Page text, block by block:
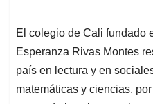
El colegio de Cali fundado
Esperanza Rivas Montes
país en lectura y en
matemáticas y ciencias,